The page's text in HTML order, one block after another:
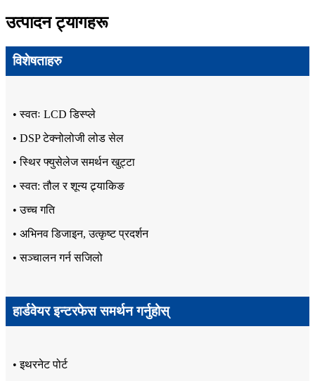
उत्पादन ट्यागहरू
विशेषताहरु
• स्वतः LCD डिस्प्ले
• DSP टेक्नोलोजी लोड सेल
• स्थिर फ्युसेलेज समर्थन खुट्टा
• स्वत: तौल र शून्य ट्र्याकिङ
• उच्च गति
• अभिनव डिजाइन, उत्कृष्ट प्रदर्शन
• सञ्चालन गर्न सजिलो
हार्डवेयर इन्टरफेस समर्थन गर्नुहोस्
• इथरनेट पोर्ट